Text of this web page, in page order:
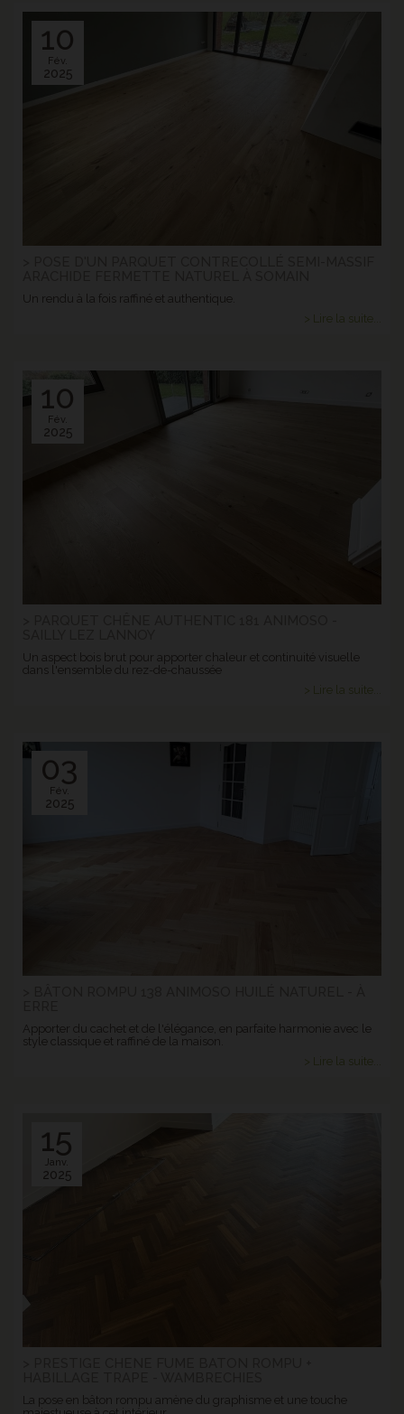
10
Fév.
2025
Un rendu à la fois raffiné et authentique.
> Lire la suite...
10
Fév.
2025
Un aspect bois brut pour apporter chaleur et continuité visuelle
dans l'ensemble du rez-de-chaussée
> Lire la suite...
03
Fév.
2025
Apporter du cachet et de l'élégance, en parfaite harmonie avec le
style classique et raffiné de la maison.
> Lire la suite...
15
Janv.
2025
La pose en bâton rompu amène du graphisme et une touche